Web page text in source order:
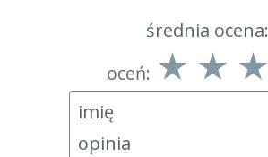
średnia ocena:
oceń: